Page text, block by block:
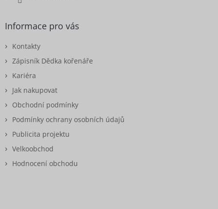
Informace pro vás
Kontakty
Zápisník Dědka kořenáře
Kariéra
Jak nakupovat
Obchodní podmínky
Podmínky ochrany osobních údajů
Publicita projektu
Velkoobchod
Hodnocení obchodu